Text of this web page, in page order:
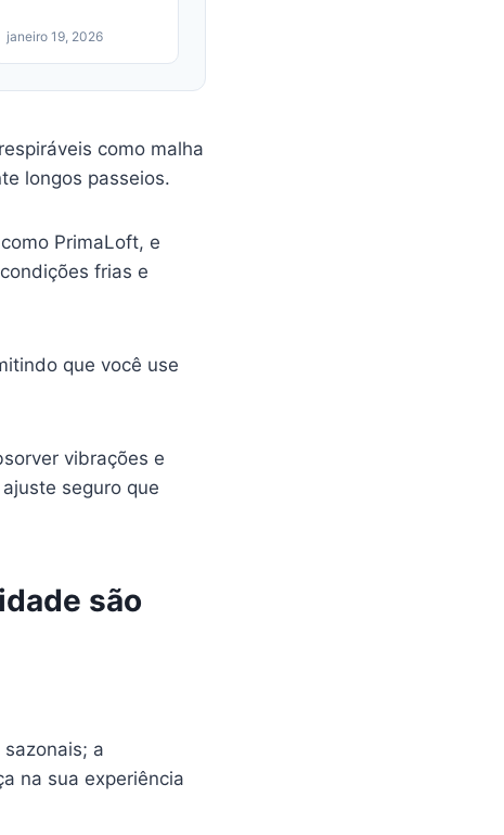
janeiro 19, 2026
como malha
longos passeios.
PrimaLoft, e
frias e
que você use
vibrações e
seguro que
são
a
na sua experiência